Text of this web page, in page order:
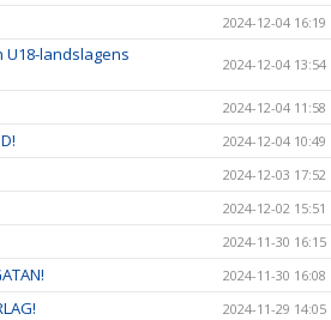
2024-12-04 16:19
U18-landslagens
2024-12-04 13:54
2024-12-04 11:58
2024-12-04 10:49
2024-12-03 17:52
2024-12-02 15:51
2024-11-30 16:15
2024-11-30 16:08
2024-11-29 14:05